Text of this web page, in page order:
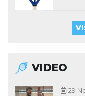
VIDEO
29